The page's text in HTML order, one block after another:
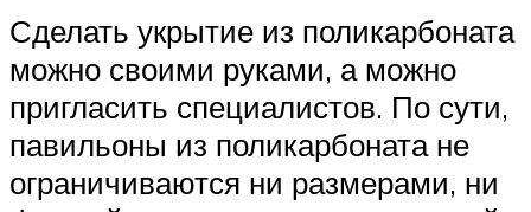
Сделать укрытие из поликарбоната
можно своими руками, а можно
пригласить специалистов. По сути,
павильоны из поликарбоната не
ограничиваются ни размерами, ни